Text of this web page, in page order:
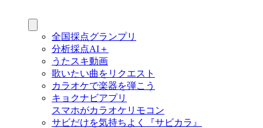
全国採点グランプリ
分析採点AI＋
うたスキ動画
歌いたい曲をリクエスト
カラオケで楽器を弾こう
キョクナビアプリ
スマホがカラオケリモコン
サビだけを気持ちよく『サビカラ』